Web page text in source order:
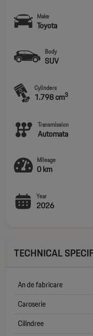
Make
Toyota
Body
SUV
Cylinders
1.798 cm3
Transmission
Automata
Mileage
0 km
Year
2026
TECHNICAL
An de fabricare
Caroserie
Cilindree